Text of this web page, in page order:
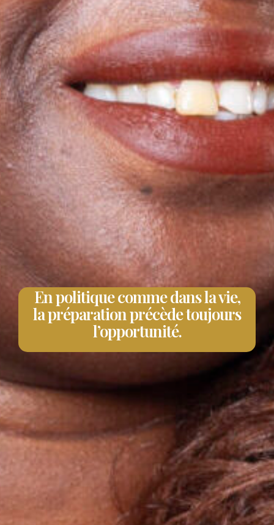
En politique comme dans la vie,
la préparation précède toujours
l’opportunité.